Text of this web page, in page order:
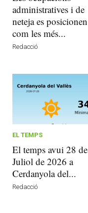
administratives i de
neteja es posicionen
com les més...
Redacció
EL TEMPS
El temps avui 28 de
Juliol de 2026 a
Cerdanyola del...
Redacció